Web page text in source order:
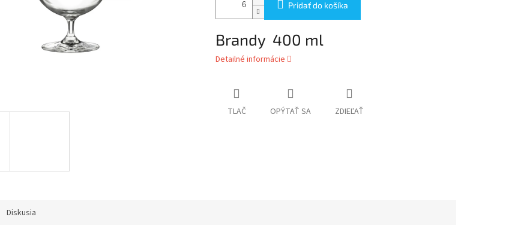
Pridať do košíka
Brandy 400 ml
Detailné informácie
TLAČ OPÝTAŤ SA ZDIEĽAŤ
Diskusia